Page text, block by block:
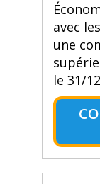
avec
une
le 31/